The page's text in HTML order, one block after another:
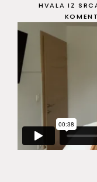
HVALA IZ